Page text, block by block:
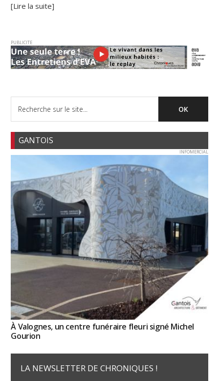
[Lire la suite]
PUBLICITE
GANTOIS
INFOMERCIAL
À Valognes, un centre funéraire fleuri signé Michel
Gourion
LA NEWSLETTER DE CHRONIQUES !